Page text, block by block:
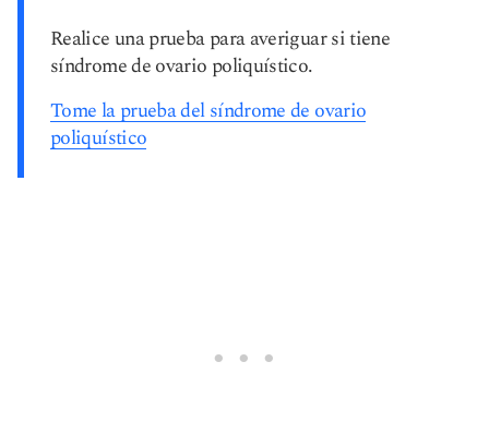
Realice una prueba para averiguar si tiene
síndrome de ovario poliquístico.
Tome la prueba del síndrome de ovario
poliquístico